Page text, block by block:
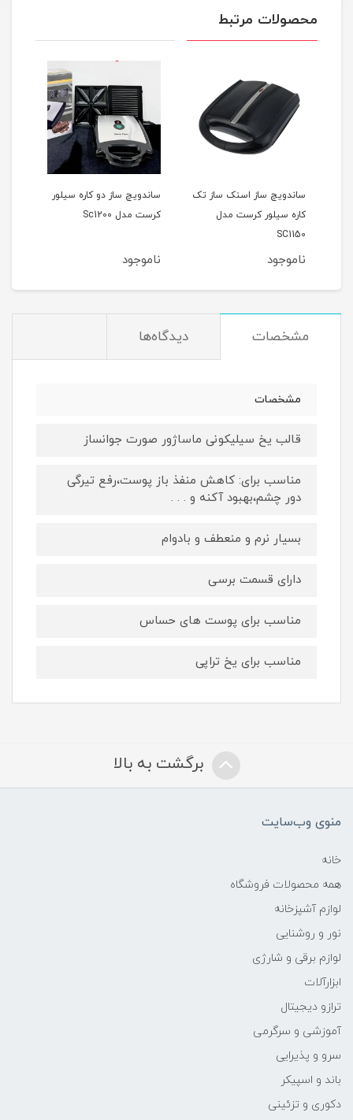
محصولات مرتبط
ساندویچ ساز اسنک ساز تک
کاره سیلور کرست مدل
SC1150
ناموجود
ساندویچ ساز دو کاره سیلور
کرست مدل Sc1200
ناموجود
مشخصات دیدگاه‌ها
مشخصات
قالب یخ سیلیکونی ماساژور صورت جوانساز
مناسب برای: کاهش منفذ باز پوست،رفع تیرگی
دور چشم،بهبود آکنه و . . .
بسیار نرم و منعطف و بادوام
دارای قسمت برسی
مناسب برای پوست های حساس
مناسب برای یخ تراپی
برگشت به بالا
منوی وب‌سایت
خانه
همه محصولات فروشگاه
لوازم آشپزخانه
نور و روشنایی
لوازم برقی و شارژی
ابزارآلات
ترازو دیجیتال
آموزشی و سرگرمی
سرو و پذیرایی
باند و اسپیکر
دکوری و تزئینی